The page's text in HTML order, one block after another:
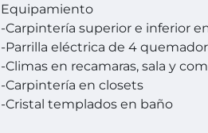
Equipamiento
-Carpintería superior e inferior
-Parrilla eléctrica de 4
-Climas en recamaras, sala y
-Carpintería en closets
-Cristal templados en baño